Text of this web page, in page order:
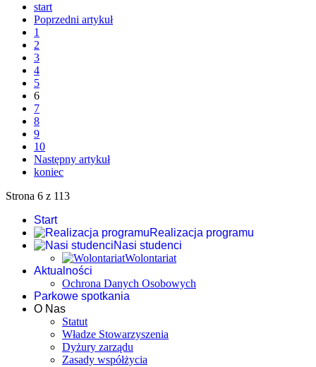
start
Poprzedni artykuł
1
2
3
4
5
6
7
8
9
10
Następny artykuł
koniec
Strona 6 z 113
Start
Realizacja programu
Nasi studenci
Wolontariat
Aktualności
Ochrona Danych Osobowych
Parkowe spotkania
O Nas
Statut
Władze Stowarzyszenia
Dyżury zarządu
Zasady współżycia